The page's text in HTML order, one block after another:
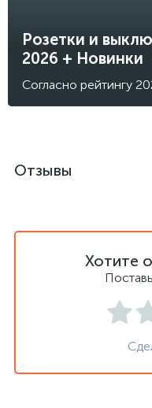
Розетки и
2026 + Новинки
Согласно рейтингу
Отзывы
Хотите